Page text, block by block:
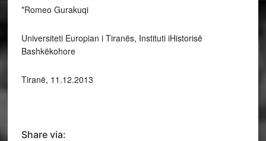
*Romeo Gurakuqi
Universiteti Europian i Tiranës, Instituti iHistorisë
Bashkëkohore
Tiranë, 11.12.2013
Share via: